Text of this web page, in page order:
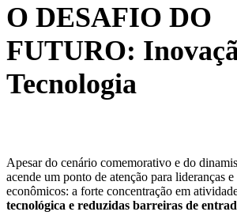
O DESAFIO DO
FUTURO:
Tecnologia
Apesar do cenário comemorativo e do
acende um ponto de atenção para lideranças
econômicos: a forte concentração em
tecnológica e reduzidas barreiras de